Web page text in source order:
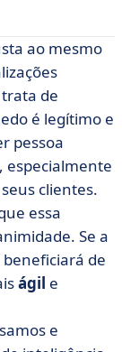
de
ao cliente?
ao cliente? 5
ao
seu
de IA para
ao mesmo
de
é legítimo e
pessoa
especialmente
clientes.
essa
Se a
de
ágil e
e